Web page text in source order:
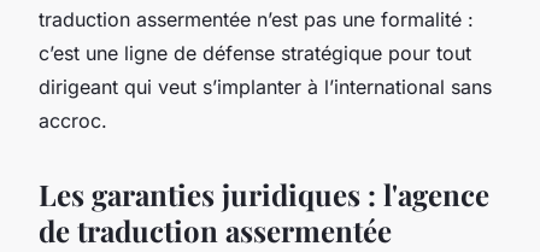
traduction assermentée n’est pas une formalité :
c’est une ligne de défense stratégique pour tout
dirigeant qui veut s’implanter à l’international sans
accroc.
Les garanties juridiques : l'agence
de traduction assermentée